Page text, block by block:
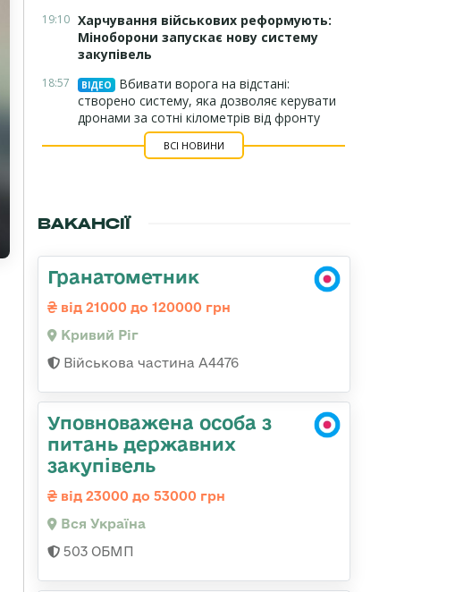
19:10 Харчування військових реформують:
Міноборони запускає нову систему
закупівель
18:57 ВІДЕО
Вбивати ворога на відстані:
створено систему, яка дозволяє керувати
дронами за сотні кілометрів від фронту
ВСІ НОВИНИ
ВАКАНСІЇ
Гранатометник
від 21000 до 120000 грн
Кривий Ріг
Військова частина А4476
Уповноважена особа з
питань державних
закупівель
від 23000 до 53000 грн
Вся Україна
503 ОБМП